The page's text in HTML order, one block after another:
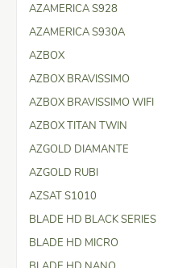
AZAMERICA S928
AZAMERICA S930A
AZBOX
AZBOX BRAVISSIMO
AZBOX BRAVISSIMO WIFI
AZBOX TITAN TWIN
AZGOLD DIAMANTE
AZGOLD RUBI
AZSAT S1010
BLADE HD BLACK SERIES
BLADE HD MICRO